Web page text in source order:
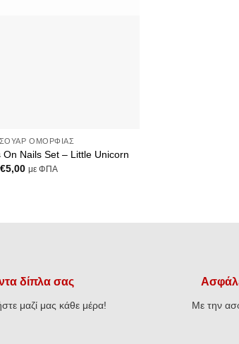
ΟΜΟΡΦΙΆΣ
On Nails Set – Little Unicorn
€5,00 με ΦΠΑ
δίπλα σας
μαζί μας κάθε μέρα! Με την